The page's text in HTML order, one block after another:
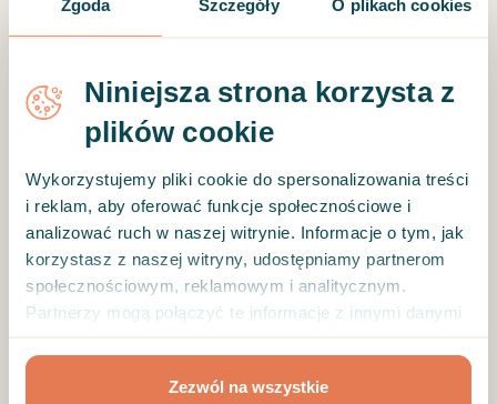
Zgoda Szczegóły O plikach cookies
Niniejsza strona korzysta z
plików cookie
Wykorzystujemy pliki cookie do spersonalizowania treści
i reklam, aby oferować funkcje społecznościowe i
analizować ruch w naszej witrynie. Informacje o tym, jak
korzystasz z naszej witryny, udostępniamy partnerom
społecznościowym, reklamowym i analitycznym.
Partnerzy mogą połączyć te informacje z innymi danymi
korzystania z ich usług.
Zezwól na wszystkie
systemowo-psychodynamicznym. Ukończyłem
także roczny kurs interwencji kryzysowej oraz
"Psychotraumatologia". Odbyłem szereg staży
oraz szkoleń w zakresie psychologii klinicznej i
psychoterapii. Doświadczenie zawodowe
zdobywałem w Centrum Zdrowia Psychicznego
i w szpitalnych oddziałach somatycznych.
Swoją pracę poddaję superwizji. Należę do
Polskiego Towarzystwa Psychiatrycznego.
Kwalifikacje
Uniwersytecie Jagiellońskim w